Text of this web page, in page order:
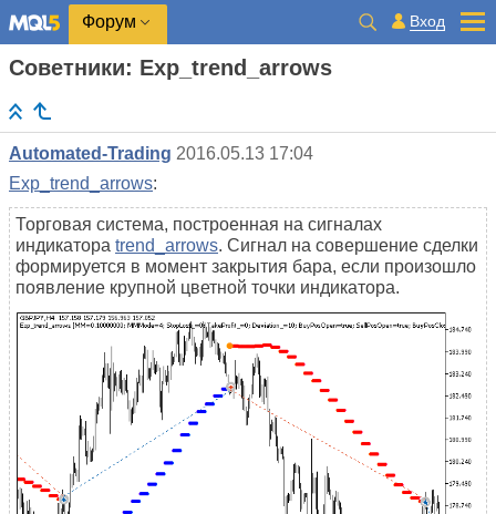
Форум Вход
Советники: Exp_trend_arrows
Automated-Trading 2016.05.13 17:04
Exp_trend_arrows:
Торговая система, построенная на сигналах
индикатора trend_arrows. Сигнал на совершение сделки
формируется в момент закрытия бара, если произошло
появление крупной цветной точки индикатора.